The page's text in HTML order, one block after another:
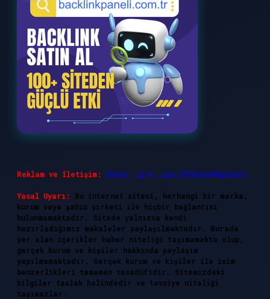
Reklam ve İletişim: Skype: live:.cid.575569c608265c69
Yasal Uyarı:
Bu internet sitesi, herhangi bir marka,
kurum veya şahıs şirketi ile hiçbir bağlantısı
bulunmamaktadır. Sitede yalnızca kendi
hazırladığımız makaleler paylaşılmaktadır. Burada
yer alan içerikler haber niteliği taşımamakta olup,
gerçek kurum ve kişiler hakkında paylaşım
yapılmamaktadır. Gerçek kurum ve kişiler ile isim
benzerlikleri tamamen tesadüfidir. Sitemizdeki
bilgiler taslak halindedir ve tavsiye niteliği
taşımazlar.